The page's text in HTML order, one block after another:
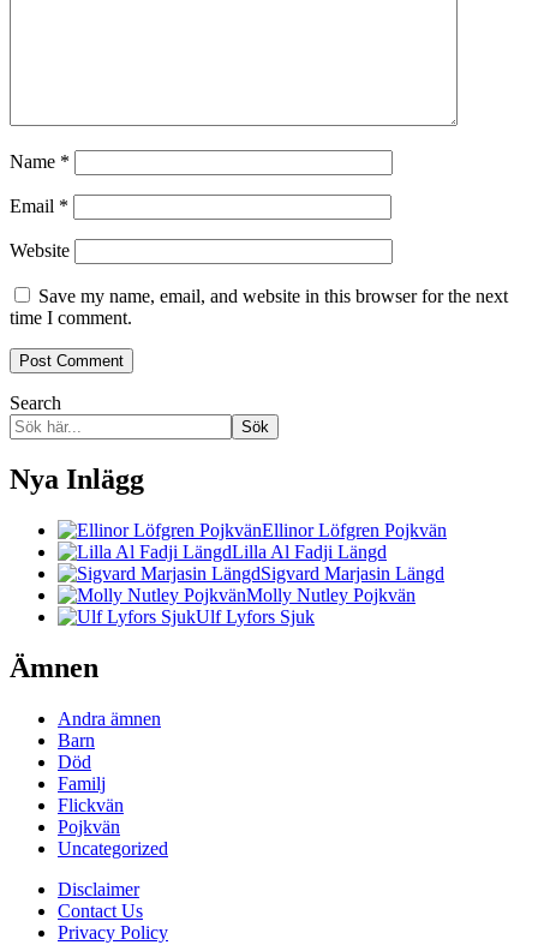
Name *
Email *
Website
Save my name, email, and website in this browser for the next
time I comment.
Search
Sök
Nya Inlägg
Ellinor Löfgren Pojkvän
Lilla Al Fadji Längd
Sigvard Marjasin Längd
Molly Nutley Pojkvän
Ulf Lyfors Sjuk
Ämnen
Andra ämnen
Barn
Död
Familj
Flickvän
Pojkvän
Uncategorized
Disclaimer
Contact Us
Privacy Policy